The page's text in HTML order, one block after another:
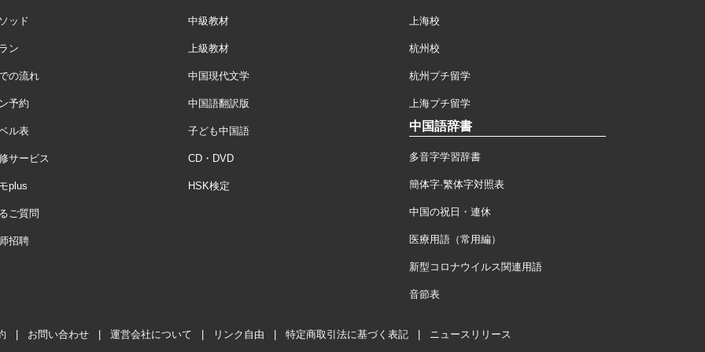
ッド
ン
の流れ
予約
ル表
サービス
plus
ご質問
招聘
中級教材
上級教材
中国現代文学
中国語翻訳版
子ども中国語
CD・DVD
HSK検定
上海校
杭州校
杭州プチ留学
上海プチ留学
中国語辞書
多音字学習辞書
簡体字·繁体字対照表
中国の祝日・連休
医療用語（常用編）
新型コロナウイルス関連用語
音節表
お問い合わせ 運営会社について リンク自由 特定商取引法に基づく表記 ニュースリリース